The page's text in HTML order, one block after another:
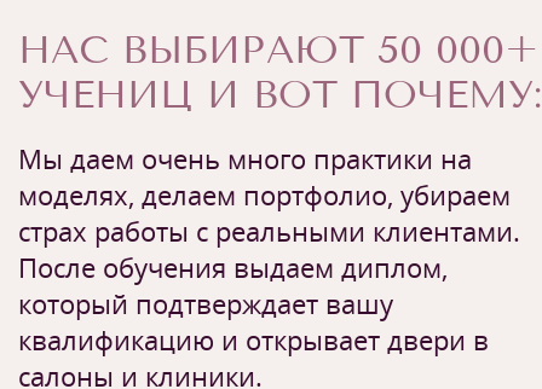
НАС ВЫБИРАЮТ 50 000+
УЧЕНИЦ И ВОТ ПОЧЕМУ:
Мы даем очень много практики на
моделях, делаем портфолио, убираем
страх работы с реальными клиентами.
После обучения выдаем диплом,
который подтверждает вашу
квалификацию и открывает двери в
салоны и клиники.